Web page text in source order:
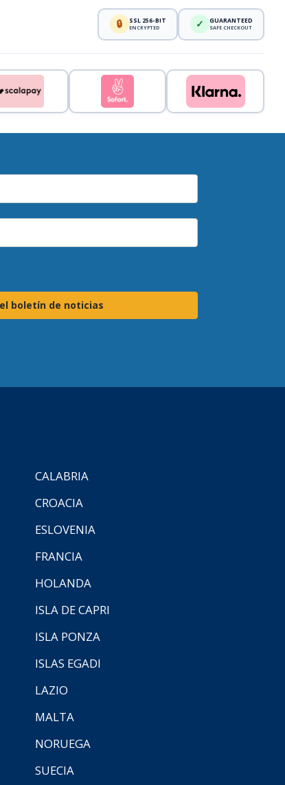
🔒 SSL 256-BIT
ENCRYPTED ✓ GUARANTEED
SAFE CHECKOUT
boletín de noticias
CALABRIA
CROACIA
ESLOVENIA
FRANCIA
HOLANDA
ISLA DE CAPRI
ISLA PONZA
ISLAS EGADI
LAZIO
MALTA
NORUEGA
SUECIA